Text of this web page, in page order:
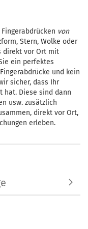
von
Stern, Wolke oder
direkt vor Ort mit
ein perfektes
und kein
sicher, dass Ihr
hat. Diese sind dann
usw. zusätzlich
direkt vor Ort,
erleben.